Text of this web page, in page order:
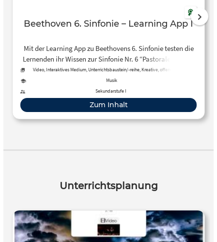
Beethoven 6. Sinfonie – Learning App I
Mit der Learning App zu Beethovens 6. Sinfonie testen die
Lernenden ihr Wissen zur Sinfonie Nr. 6 “Pastorale”, indem
sie zu ausgewählten Musikbeispielen aus der Sinfonie –
eingespielt vom hr-Sinfonieorchester – die jeweils
dazugehörige Naturdarstellung zuordnen.
Video, Interaktives Medium, Unterrichtsbaustein/-reihe, Kreative, offene Aktivität
Musik
Sekundarstufe I
Zum Inhalt
Unterrichtsplanung